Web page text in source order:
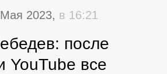
2023, в 16:21
после
YouTube все